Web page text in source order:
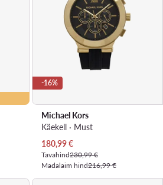
-16%
Michael Kors
Käekell · Must
Praegune hind
180,99€
Tavahind230,99 €
Madalaim hind216,99 €